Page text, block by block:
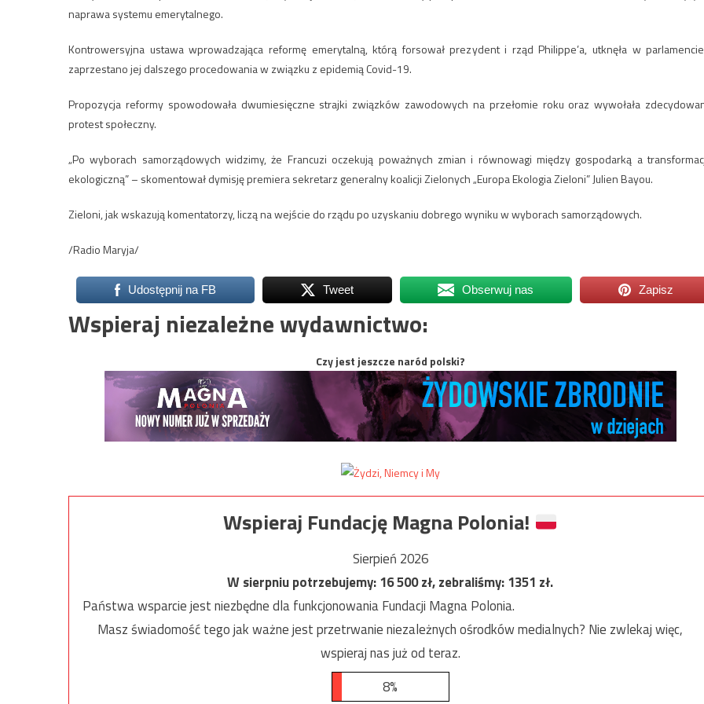
naprawa systemu emerytalnego.
Kontrowersyjna ustawa wprowadzająca reformę emerytalną, którą forsował prezydent i rząd Philippe’a, utknęła w
zaprzestano jej dalszego procedowania w związku z epidemią Covid-19.
Propozycja reformy spowodowała dwumiesięczne strajki związków zawodowych na przełomie roku oraz wywołała
protest społeczny.
„Po wyborach samorządowych widzimy, że Francuzi oczekują poważnych zmian i równowagi między gospodarką a
ekologiczną” – skomentował dymisję premiera sekretarz generalny koalicji Zielonych „Europa Ekologia Zieloni” Julien Bayou.
Zieloni, jak wskazują komentatorzy, liczą na wejście do rządu po uzyskaniu dobrego wyniku w wyborach samorządowych.
/Radio Maryja/
Udostępnij na FB Tweet Obserwuj nas Zapisz
Wspieraj niezależne wydawnictwo:
Czy jest jeszcze naród polski?
Wspieraj Fundację Magna Polonia!
Sierpień 2026
W sierpniu potrzebujemy:16 500zł, zebraliśmy:1351 zł.
Państwa wsparcie jest niezbędne dla funkcjonowania Fundacji Magna Polonia.
Masz świadomość tego jak ważne jest przetrwanie niezależnych ośrodków medialnych? Nie zwlekaj więc,
wspieraj nas już od teraz.
8%